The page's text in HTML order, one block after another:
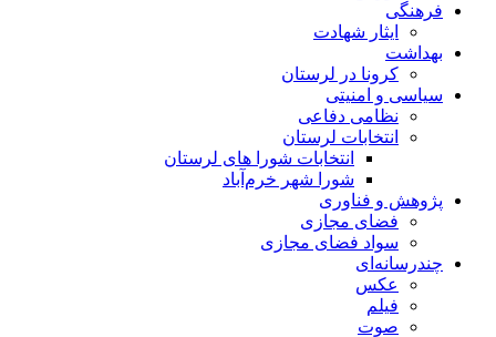
فرهنگی
ایثار شهادت
بهداشت
کرونا در لرستان
سیاسی و امنیتی
نظامی دفاعی
انتخابات لرستان
انتخابات شورا های لرستان
شورا شهر خرم‌آباد
پژوهش و فناوری
فضای مجازی
سواد فضای مجازی
چندرسانه‌ای
عكس
فیلم
صوت